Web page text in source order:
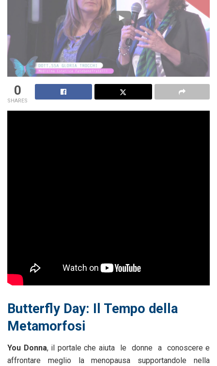
0
SHARES
Butterfly Day: Il Tempo della
Metamorfosi
You Donna, il portale che aiuta le donne a conoscere e
affrontare meglio la menopausa supportandole nella